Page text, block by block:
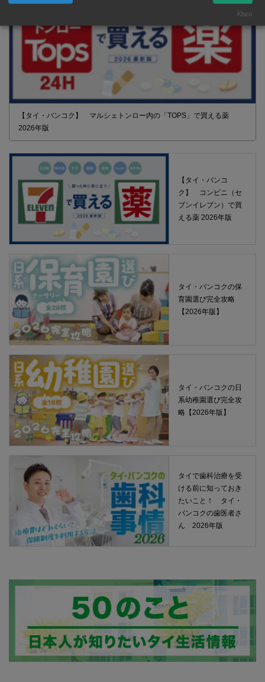
【タイ・バンコク】 マルシェトンロー内の「TOPS」で買える薬
2026年版
【タイ・バンコ
ク】 コンビニ（セ
ブンイレブン）で買
える薬 2026年版
タイ・バンコクの保
育園選び完全攻略
【2026年版】
タイ・バンコクの日
系幼稚園選び完全攻
略【2026年版】
タイで歯科治療を受
ける前に知っておき
たいこと！ タイ・
バンコクの歯医者さ
ん 2026年版
Klaro